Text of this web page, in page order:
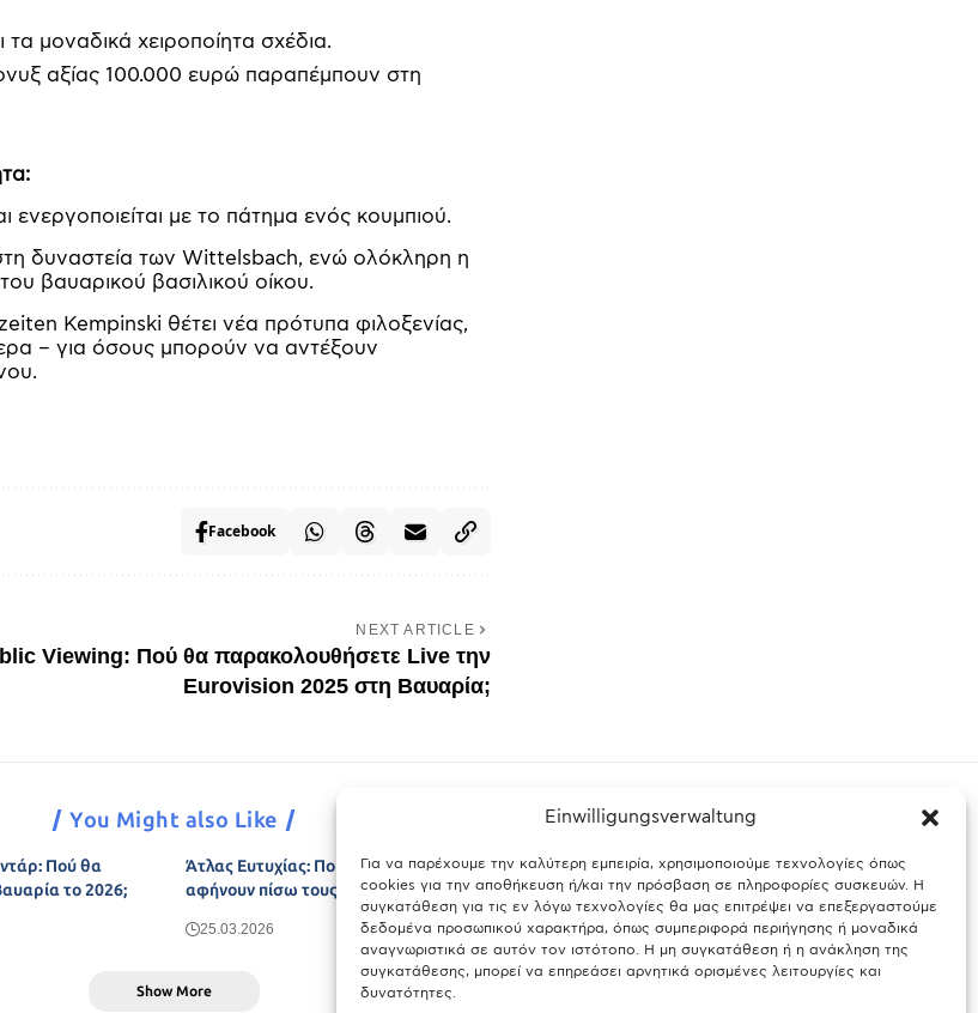
Einwilligungsverwaltung
Για να παρέχουμε την καλύτερη εμπειρία, χρησιμοποιούμε τεχνολογίες όπως
cookies για την αποθήκευση ή/και την πρόσβαση σε πληροφορίες συσκευών. Η
συγκατάθεση για τις εν λόγω τεχνολογίες θα μας επιτρέψει να επεξεργαστούμε
δεδομένα προσωπικού χαρακτήρα, όπως συμπεριφορά περιήγησης ή μοναδικά
αναγνωριστικά σε αυτόν τον ιστότοπο. Η μη συγκατάθεση ή η ανάκληση της
συγκατάθεσης, μπορεί να επηρεάσει αρνητικά ορισμένες λειτουργίες και
δυνατότητες.
μοναδικά χειροποίητα σχέδια.
αξίας 100.000 ευρώ παραπέμπουν στη
με το πάτημα ενός κουμπιού.
δυναστεία των Wittelsbach, ενώ ολόκληρη η
βαυαρικού βασιλικού οίκου.
Kempinski θέτει νέα πρότυπα φιλοξενίας,
– για όσους μπορούν να αντέξουν
Facebook
NEXT ARTICLE
Viewing: Πού θα παρακολουθήσετε Live την
Eurovision 2025 στη Βαυαρία;
You Might also Like
Πού θα
το 2026;
Άτλας Ευτυχίας: Ποιες πόλεις της Βαυαρίας
αφήνουν πίσω τους το Μόναχο;
25.03.2026
Θύελλα χτυπά το Μόναχο: Κίνδυνος από τους
ισχυρούς ανέμους και τις καταιγίδες
25.03.2026
Show More